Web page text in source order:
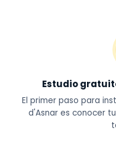
Estudio
El primer paso para
d'Asnar es conocer